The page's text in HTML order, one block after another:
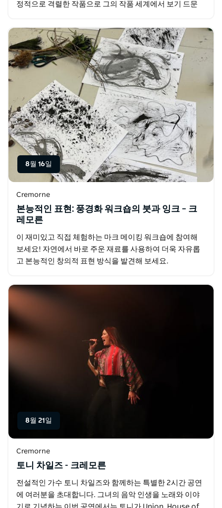
정적으로 격렬한 작품으로 그의 작품 세계에서 보기 드문
8월 16일
Cremorne
본능적인 표현: 풍경화 워크숍의 붓과 잉크 – 크
레모른
이 재미있고 직접 체험하는 마크 메이킹 워크숍에 참여해
보세요! 자연에서 바로 주운 재료를 사용하여 더욱 자유롭
고 본능적인 창의적 표현 방식을 발견해 보세요.
8월 21일
Cremorne
토니 차일즈 - 크레모른
전설적인 가수 토니 차일즈와 함께하는 특별한 2시간 공연
에 여러분을 초대합니다. 그녀의 음악 인생을 노래와 이야